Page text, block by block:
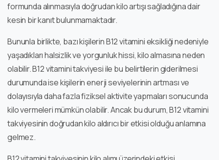
formunda alınmasıyla doğrudan kilo artışı sağladığına dair
kesin bir kanıt bulunmamaktadır.
Bununla birlikte, bazı kişilerin B12 vitamini eksikliği nedeniyle
yaşadıkları halsizlik ve yorgunluk hissi, kilo almasına neden
olabilir. B12 vitamini takviyesi ile bu belirtilerin giderilmesi
durumunda ise kişilerin enerji seviyelerinin artması ve
dolayısıyla daha fazla fiziksel aktivite yapmaları sonucunda
kilo vermeleri mümkün olabilir. Ancak bu durum, B12 vitamini
takviyesinin doğrudan kilo aldırıcı bir etkisi olduğu anlamına
gelmez.